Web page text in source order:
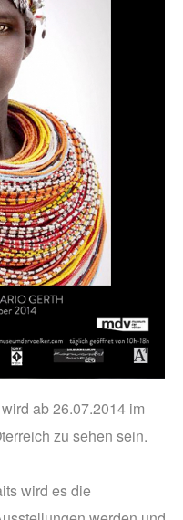
ab 26.07.2014 im
zu sehen sein.
wird es die